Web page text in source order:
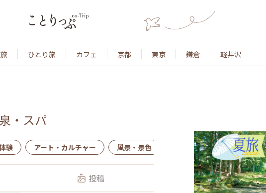
ひとり旅 カフェ 京都 東京 鎌倉 軽井沢
・スパ
験 アート・カルチャー 風景・景色 名所・旧跡 温泉・スパ
投稿